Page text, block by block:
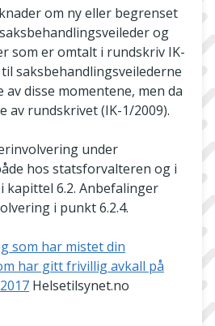
om ny eller begrenset
og
som er omtalt i rundskriv IK-
saksbehandlingsveilederne
disse momentene, men da
av rundskrivet (IK-1/2009).
under
hos statsforvalteren og i
kapittel 6.2. Anbefalinger
i punkt 6.2.4.
som har mistet din
har gitt frivillig avkall på
Helsetilsynet.no